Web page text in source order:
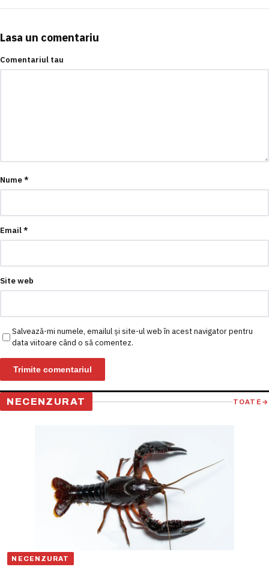
Lasa un comentariu
Comentariul tau
Nume*
Email*
Site web
Salvează-mi numele, emailul și site-ul web în acest navigator pentru
data viitoare când o să comentez.
NECENZURAT TOATE →
NECENZURAT